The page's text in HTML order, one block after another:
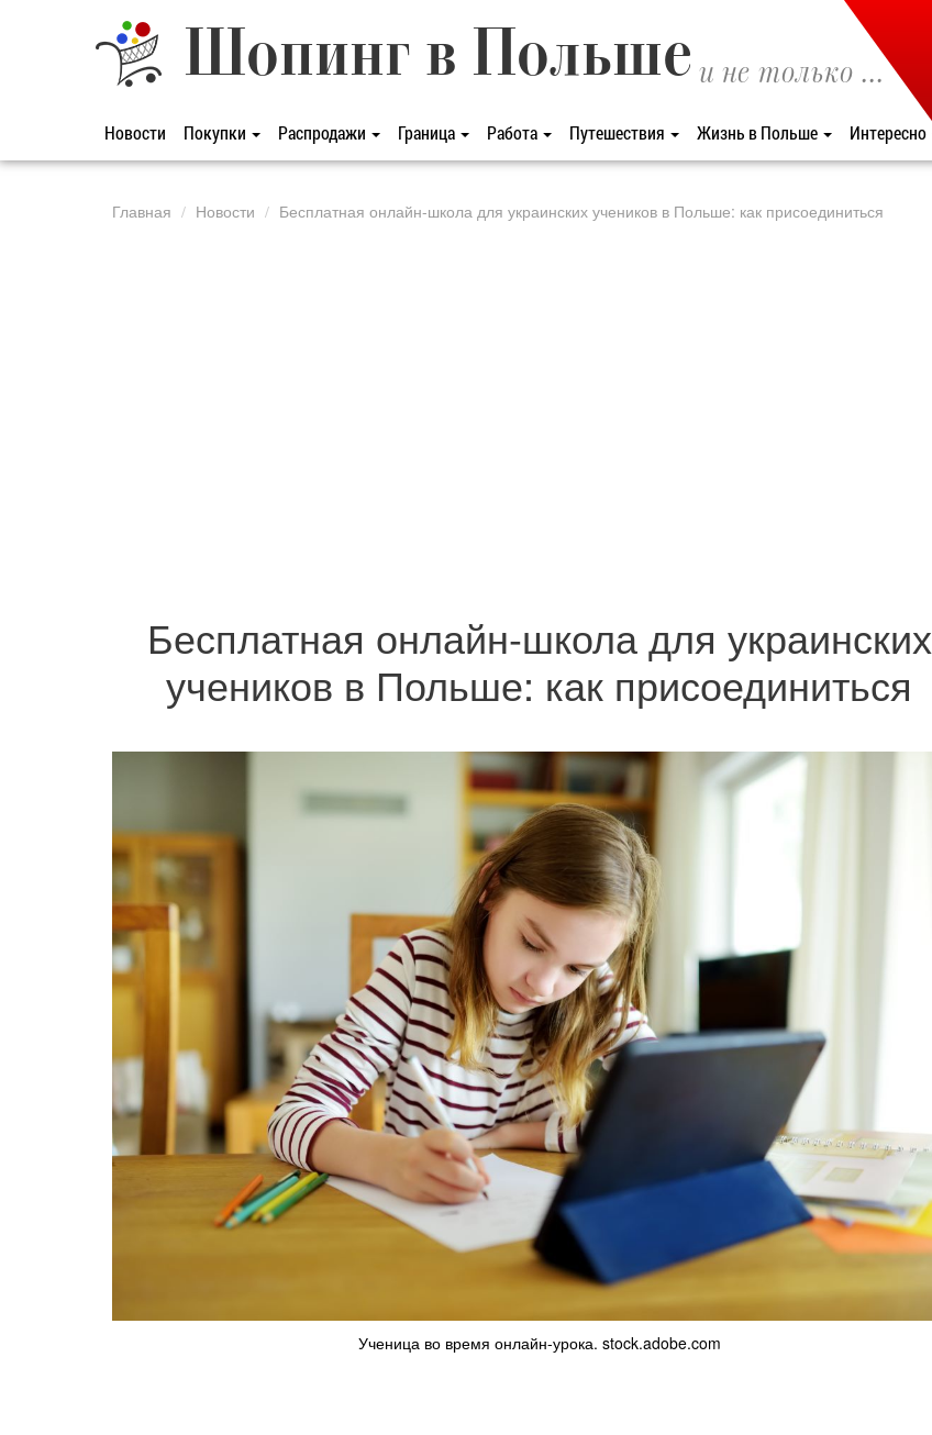
Шопинг в Польше и не только ...
Новости Покупки Распродажи Граница Работа Путешествия Жизнь в Польше Интересно
Главная Новости Бесплатная онлайн-школа для украинских учеников в Польше: как присоединиться
Бесплатная онлайн-школа для украинских
учеников в Польше: как присоединиться
Ученица во время онлайн-урока. stock.adobe.com